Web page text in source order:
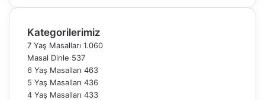
Kategorilerimiz
7 Yaş Masalları 1.060
Masal Dinle 537
6 Yaş Masalları 463
5 Yaş Masalları 436
4 Yaş Masalları 433